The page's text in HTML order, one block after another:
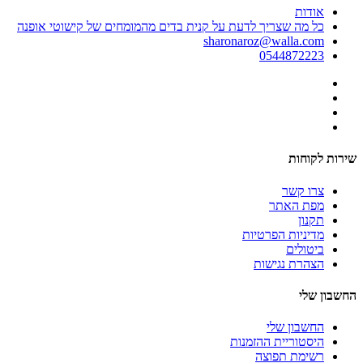
אודות
כל מה שצריך לדעת על קנית בדים מהמומחים של קישוטי אופנה
sharonaroz@walla.com
0544872223
שירות לקוחות
צרו קשר
מפת האתר
תקנון
מדיניות הפרטיות
ביטולים
הצהרת נגישות
החשבון שלי
החשבון שלי
היסטוריית ההזמנות
רשימת תפוצה